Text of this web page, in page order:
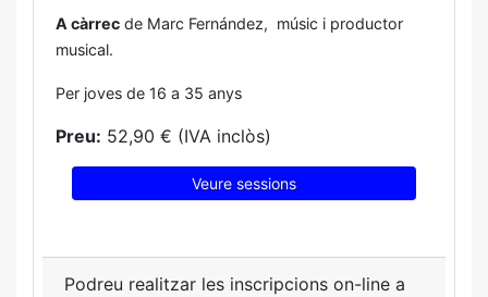
A càrrec de Marc Fernández, músic i productor
musical.
Per joves de 16 a 35 anys
Preu: 52,90 € (IVA inclòs)
Veure sessions
Podreu realitzar les inscripcions on-line a